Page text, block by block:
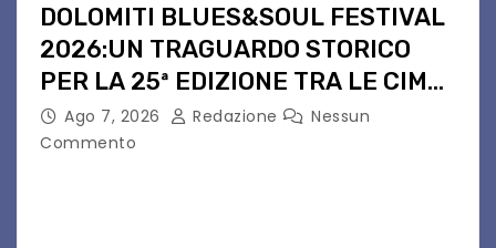
DOLOMITI BLUES&SOUL FESTIVAL
2026:UN TRAGUARDO STORICO
PER LA 25ª EDIZIONE TRA LE CIME
PATRIMONIO UNESCO
Ago 7, 2026 Redazione
Nessun
Commento